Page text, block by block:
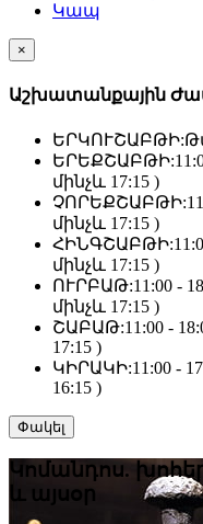
Կապ
×
Աշխատանքային
ԵՐԿՈՒՇԱԲԹԻ:
ԵՐԵՔՇԱԲԹԻ:
մինչև 17:15 )
ՉՈՐԵՔՇԱԲԹԻ:
մինչև 17:15 )
ՀԻՆԳՇԱԲԹԻ:
մինչև 17:15 )
ՈՒՐԲԱԹ:11:00 -
մինչև 17:15 )
ՇԱԲԱԹ:11:00 -
17:15 )
ԿԻՐԱԿԻ:11:00 -
16:15 )
Փակել
Կոմանդոս.
և այսօր